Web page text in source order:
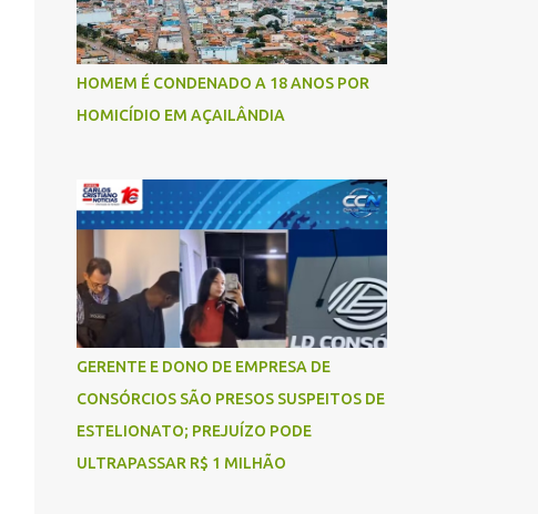
HOMEM É CONDENADO A 18 ANOS POR
HOMICÍDIO EM AÇAILÂNDIA
GERENTE E DONO DE EMPRESA DE
CONSÓRCIOS SÃO PRESOS SUSPEITOS DE
ESTELIONATO; PREJUÍZO PODE
ULTRAPASSAR R$ 1 MILHÃO
das vítimas foi identificada como Gleiciane,
moradora do bairro Jacu. Até o momento, o
condutor da motocicleta foi identificado
como Julimar Lucena, iria fazer 37 anos no
próximo dia 28 de junho. De acordo com
Testemunhas relataram que, após a suposta
discussão, o condutor da motocicleta teria
invadido a contramão e colidido
frontalmente com um carro. As
circunstâncias do acidente deverão ser
apuradas pelas autoridades competentes. ...